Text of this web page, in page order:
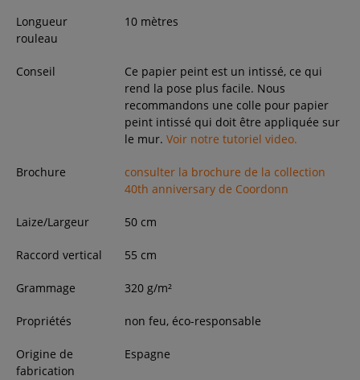
Longueur
rouleau
10 mètres
Conseil
Ce papier peint est un intissé, ce qui
rend la pose plus facile. Nous
recommandons une colle pour papier
peint intissé qui doit être appliquée sur
le mur. Voir notre tutoriel video.
Brochure
consulter la brochure de la collection
40th anniversary de Coordonn
Laize/Largeur 50 cm
Raccord vertical 55 cm
Grammage 320 g/m²
Propriétés non feu, éco-responsable
Origine de
fabrication
Espagne